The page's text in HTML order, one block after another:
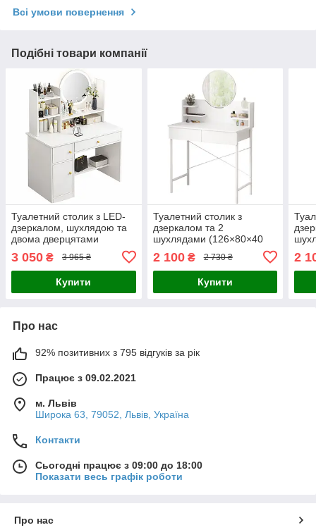
Всі умови повернення
Подібні товари компанії
Туалетний столик з LED-
дзеркалом, шухлядою та
двома дверцятами
A182JΩ УЦІНКА (фото в
описі)
3 050 ₴ 3 965 ₴
Купити
Туалетний столик з
дзеркалом та 2
шухлядами (126×80×40
2 100₴ 2 730 ₴
Купити
2
Про нас
92% позитивних з 795 відгуків за рік
Працює з 09.02.2021
м. Львів
Широка 63, 79052, Львів, Україна
Контакти
Сьогодні працює з 09:00 до 18:00
Показати весь графік роботи
Про нас